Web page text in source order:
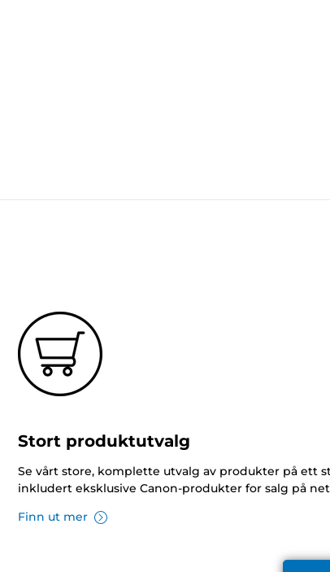
Stort produktutvalg
Se vårt store, komplette utvalg av produkter på ett
inkludert eksklusive Canon-produkter for salg på
Finn ut mer